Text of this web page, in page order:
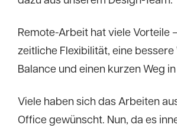
Remote-Arbeit hat viele Vorteile
zeitliche Flexibilität, eine bessere
Balance und einen kurzen Weg in
Viele haben sich das Arbeiten
Office gewünscht. Nun, da es